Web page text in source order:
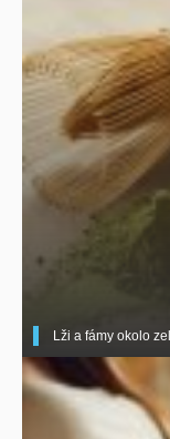
Lži a fámy okolo